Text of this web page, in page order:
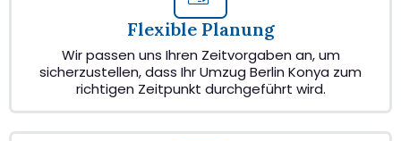
Flexible Planung
Wir passen uns Ihren Zeitvorgaben an, um
sicherzustellen, dass Ihr Umzug Berlin Konya zum
richtigen Zeitpunkt durchgeführt wird.